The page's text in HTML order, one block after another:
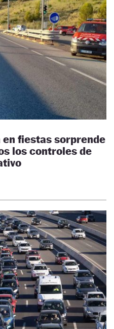
en fiestas sorprende
los controles de